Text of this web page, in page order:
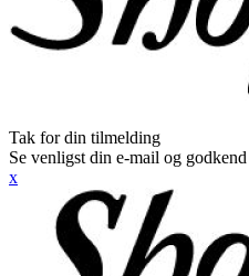
Tak for din tilmelding
Se venligst din e-mail og
x